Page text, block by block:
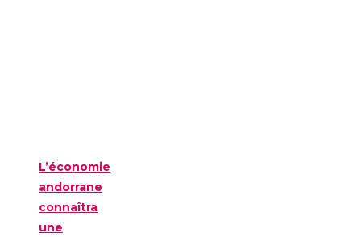
L’économie
andorrane
connaîtra
une